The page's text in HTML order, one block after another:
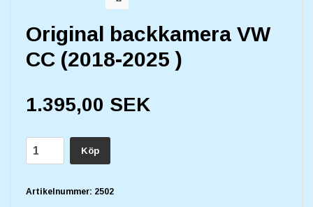
Original backkamera VW
CC (2018-2025 )
1.395,00 SEK
Köp
Artikelnummer: 2502